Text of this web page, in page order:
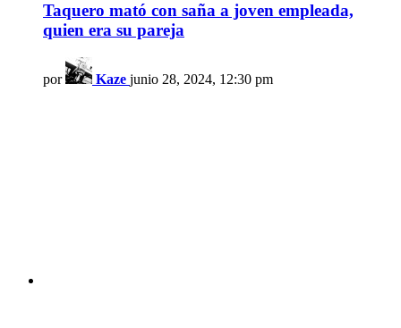
Taquero mató con saña a joven empleada,
quien era su pareja
por Kaze junio 28, 2024, 12:30 pm